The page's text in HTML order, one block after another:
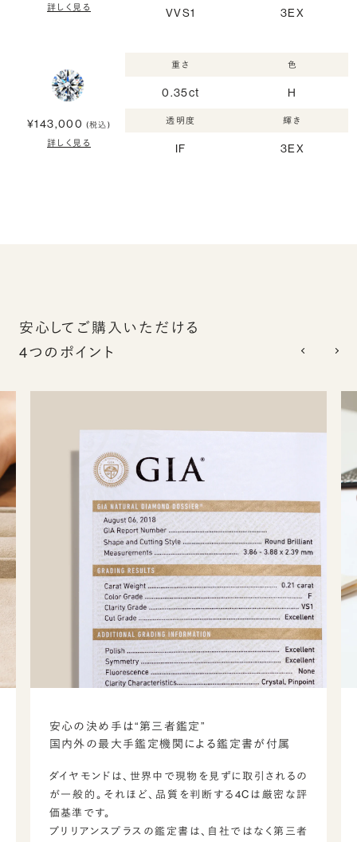
詳しく見る VVS1 3EX
¥143,000 (税込)
詳しく見る
重さ
0.35ct
色
H
透明度
IF
輝き
3EX
安心してご購入いただける
4つのポイント
安心の決め手は“第三者鑑定”
国内外の最大手鑑定機関による鑑定書が付属
ダイヤモンドは、世界中で現物を見ずに取引されるの
が一般的。それほど、品質を判断する4Cは厳密な評
価基準です。
ブリリアンスプラスの鑑定書は、自社ではなく第三者